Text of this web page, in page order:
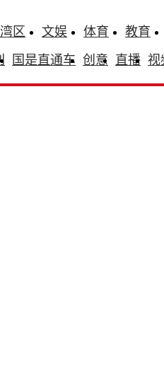
区 文娱 体育 教育
国是直通车 创意 直播 视